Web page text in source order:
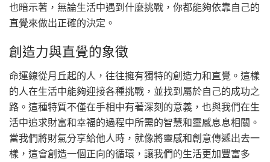
也暗示著，無論生活中遇到什麼挑戰，你都能夠依靠自己的
直覺來做出正確的決定。
創造力與直覺的象徵
命運線從月丘起的人，往往擁有獨特的創造力和直覺。這樣
的人在生活中能夠迎接各種挑戰，並找到屬於自己的成功之
路。這種特質不僅在手相中有著深刻的意義，也與我們在生
活中追求財富和幸福的過程中所需的智慧和靈感息息相關。
當我們將財氣分享給他人時，就像將靈感和創意傳遞出去一
樣，這會創造一個正向的循環，讓我們的生活更加豐富多